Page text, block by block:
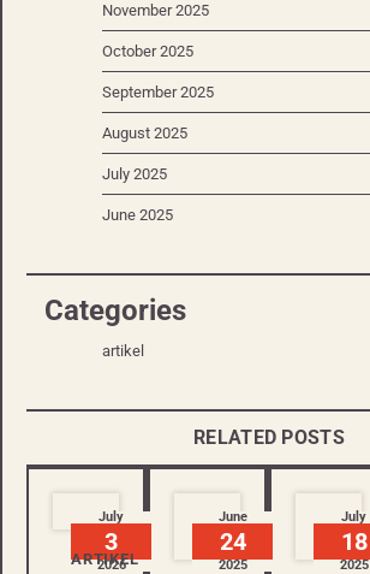
November 2025
October 2025
September 2025
August 2025
July 2025
June 2025
Categories
artikel
RELATED POSTS
July
3
2026
ARTIKEL
June
24
2025
July
18
2025